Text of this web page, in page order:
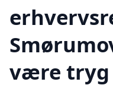
være tryg